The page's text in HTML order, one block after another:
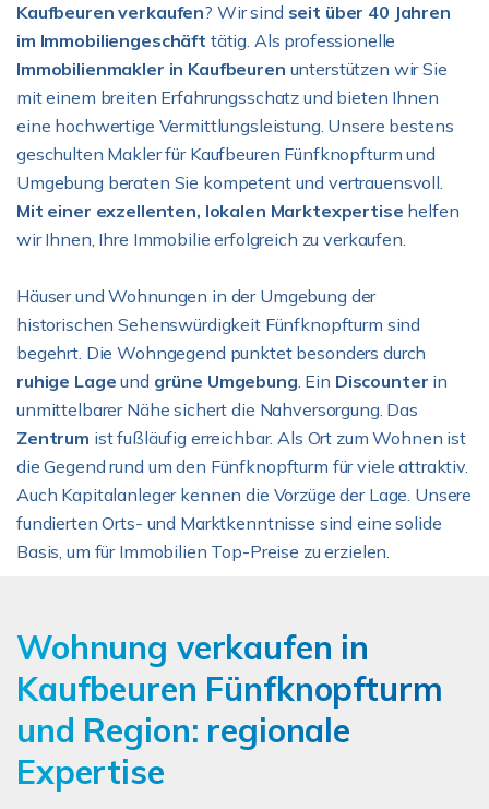
Kaufbeuren verkaufen? Wir sind seit über 40 Jahren
im Immobiliengeschäft tätig. Als professionelle
Immobilienmakler in Kaufbeuren unterstützen wir Sie
mit einem breiten Erfahrungsschatz und bieten Ihnen
eine hochwertige Vermittlungsleistung. Unsere bestens
geschulten Makler für Kaufbeuren Fünfknopfturm und
Umgebung beraten Sie kompetent und vertrauensvoll.
Mit einer exzellenten, lokalen Marktexpertise helfen
wir Ihnen, Ihre Immobilie erfolgreich zu verkaufen.
Häuser und Wohnungen in der Umgebung der
historischen Sehenswürdigkeit Fünfknopfturm sind
begehrt. Die Wohngegend punktet besonders durch
ruhige Lage und grüne Umgebung. Ein Discounter in
unmittelbarer Nähe sichert die Nahversorgung. Das
Zentrum ist fußläufig erreichbar. Als Ort zum Wohnen ist
die Gegend rund um den Fünfknopfturm für viele attraktiv.
Auch Kapitalanleger kennen die Vorzüge der Lage. Unsere
fundierten Orts- und Marktkenntnisse sind eine solide
Basis, um für Immobilien Top-Preise zu erzielen.
Wohnung verkaufen in
Kaufbeuren Fünfknopfturm
und Region: regionale
Expertise